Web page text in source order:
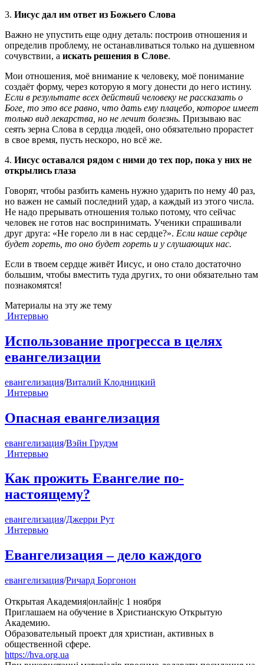
3. Иисус дал им ответ из Божьего Слова
Важно не упустить еще одну деталь: построив отношения и
определив проблему, не останавливаться только на душевном
сочувствии, а искать решения в Слове.
Мои отношения, моё внимание к человеку, моё понимание
создаёт форму, через которую я могу донести до него истину.
Если в результате всех действий человеку не рассказать о
Боге, то это все равно, что дать ему плацебо, которое имеет
только вид лекарства, но не лечит болезнь. Призываю вас
сеять зерна Слова в сердца людей, оно обязательно прорастет
в свое время, пусть нескоро, но всё же.
4. Иисус оставался рядом с ними до тех пор, пока у них не
открылись глаза
Говорят, чтобы разбить камень нужно ударить по нему 40 раз,
но важен не самый последний удар, а каждый из этого числа.
Не надо прерывать отношения только потому, что сейчас
человек не готов нас воспринимать. Ученики спрашивали
друг друга: «Не горело ли в нас сердце?». Если наше сердце
будет гореть, то оно будет гореть и у слушающих нас.
Если в твоем сердце живёт Иисус, и оно стало достаточно
большим, чтобы вместить туда других, то они обязательно там
познакомятся!
Материалы на эту же тему
Интервью
Использование прогресса в целях
евангелизации
евангелизация/Виталий Клодницкий
Интервью
Опасная евангелизация
евангелизация/Вэйн Грудэм
Интервью
Как прожить Евангелие по-
настоящему?
евангелизация/Джерри Рут
Интервью
Евангелизация – дело каждого
евангелизация/Ричард Боргонон
Открытая Академия|онлайн|с 1 ноября
Приглашаем на обучение в Христианскую Открытую
Академию.
Образовательный проект для христиан, активных в
общественной сфере.
https://hva.org.ua